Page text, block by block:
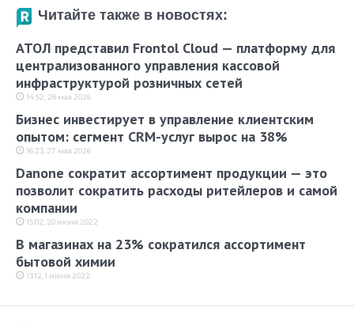
Читайте также в новостях:
АТОЛ представил Frontol Cloud — платформу для
централизованного управления кассовой
инфраструктурой розничных сетей
14:52, 28 мая 2026
Бизнес инвестирует в управление клиентским
опытом: сегмент CRM-услуг вырос на 38%
16:23, 27 мая 2026
Danone сократит ассортимент продукции — это
позволит сократить расходы ритейлеров и самой
компании
15:02, 20 июня 2022
В магазинах на 23% сократился ассортимент
бытовой химии
13:12, 1 июня 2022